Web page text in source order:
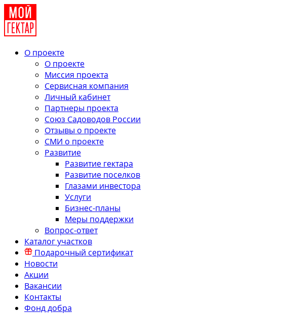
О проекте
О проекте
Миссия проекта
Сервисная компания
Личный кабинет
Партнеры проекта
Союз Садоводов России
Отзывы о проекте
СМИ о проекте
Развитие
Развитие гектара
Развитие поселков
Глазами инвестора
Услуги
Бизнес-планы
Меры поддержки
Вопрос-ответ
Каталог участков
Подарочный сертификат
Новости
Акции
Вакансии
Контакты
Фонд добра